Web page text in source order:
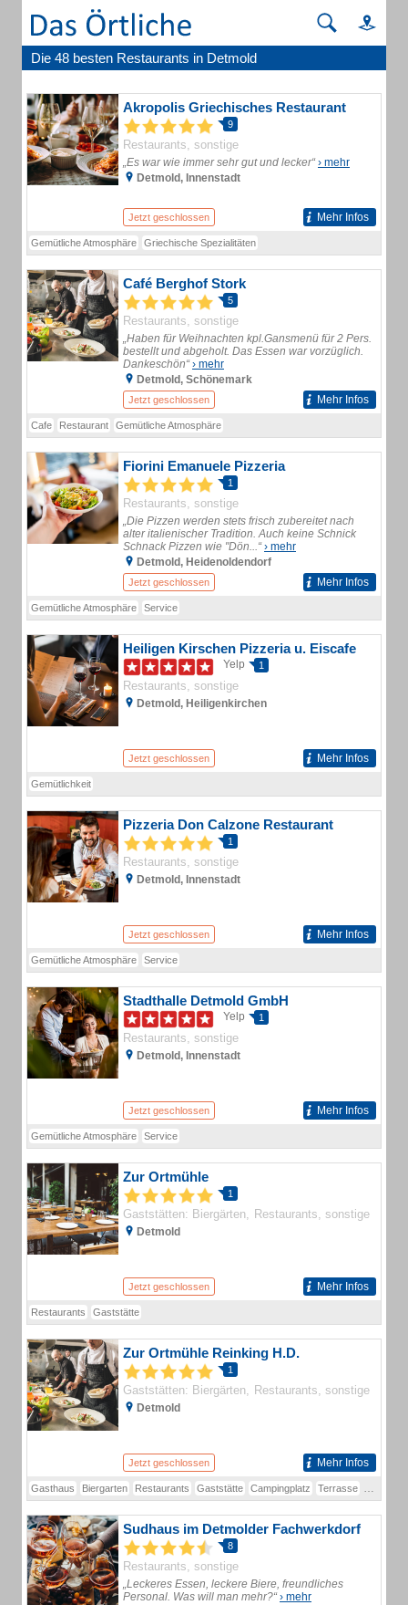
Die 48 besten Restaurants in Detmold
Akropolis Griechisches Restaurant
9
Restaurants, sonstige
„Es war wie immer sehr gut und lecker“› mehr
Detmold, Innenstadt
Jetzt geschlossen Mehr Infos
Gemütliche Atmosphäre Griechische Spezialitäten
Café Berghof Stork
5
Restaurants, sonstige
„Haben für Weihnachten kpl.Gansmenü für 2 Pers.
bestellt und abgeholt. Das Essen war vorzüglich.
Dankeschön“› mehr
Detmold, Schönemark
Jetzt geschlossen Mehr Infos
Cafe Restaurant Gemütliche Atmosphäre
Fiorini Emanuele Pizzeria
1
Restaurants, sonstige
„Die Pizzen werden stets frisch zubereitet nach
alter italienischer Tradition. Auch keine Schnick
Schnack Pizzen wie "Dön...“› mehr
Detmold, Heidenoldendorf
Jetzt geschlossen Mehr Infos
Gemütliche Atmosphäre Service
Heiligen Kirschen Pizzeria u. Eiscafe
Yelp 1
Restaurants, sonstige
Detmold, Heiligenkirchen
Jetzt geschlossen Mehr Infos
Gemütlichkeit
Pizzeria Don Calzone Restaurant
1
Restaurants, sonstige
Detmold, Innenstadt
Jetzt geschlossen Mehr Infos
Gemütliche Atmosphäre Service
Stadthalle Detmold GmbH
Yelp 1
Restaurants, sonstige
Detmold, Innenstadt
Jetzt geschlossen Mehr Infos
Gemütliche Atmosphäre Service
Zur Ortmühle
1
Gaststätten: Biergärten Restaurants, sonstige
Detmold
Jetzt geschlossen Mehr Infos
Restaurants Gaststätte
Zur Ortmühle Reinking H.D.
1
Gaststätten: Biergärten Restaurants, sonstige
Detmold
Jetzt geschlossen Mehr Infos
Gasthaus Biergarten Restaurants Gaststätte Campingplatz Terrasse
Sudhaus im Detmolder Fachwerkdorf
8
Restaurants, sonstige
„Leckeres Essen, leckere Biere, freundliches
Personal. Was will man mehr?“› mehr